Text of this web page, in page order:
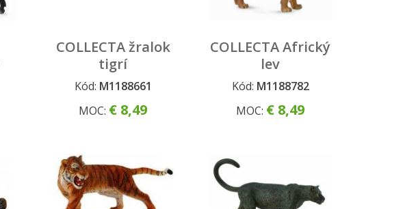
COLLECTA žralok
tigrí
Kód: M1188661
MOC: € 8,49
COLLECTA Africký
lev
Kód: M1188782
MOC: € 8,49